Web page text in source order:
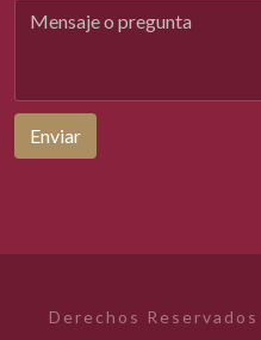
Enviar
Derechos